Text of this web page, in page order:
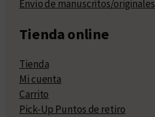
Envío de manuscritos/originales
Tienda online
Tienda
Mi cuenta
Carrito
Pick-Up Puntos de retiro